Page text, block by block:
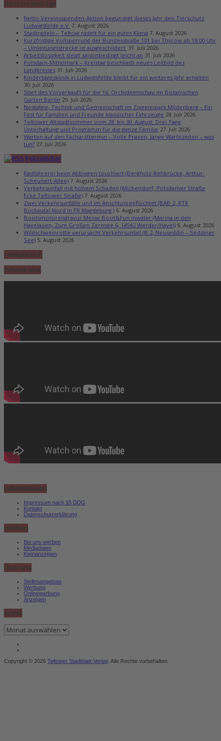
Neueste Beiträge
Netto-Vereinsspenden-Aktion begünstigt dieses Jahr den Tierschutz
Ludwigsfelde e.V. 7. August 2026
Stadtradeln – Teltow radelt für ein gutes Klima 7. August 2026
Kurzfristige Vollsperrung der Bundesstraße 101 bei Thyrow ab 18:00 Uhr
– Umleitungsstrecke ist ausgeschildert 31. Juli 2026
Arbeitslosigkeit steigt saisonbedingt leicht an 31. Juli 2026
Potsdam-Mittelmark – Kreistag beschließt neues Leitbild des
Landkreises 31. Juli 2026
Kindertagesklinik in Ludwigsfelde bleibt für ein weiteres Jahr erhalten
30. Juli 2026
Start des Vorverkaufs für die 16. Orchideenschau im Botanischen
Garten Berlin 29. Juli 2026
Nostalgie, Technik und Gemeinschaft im Ziegeleipark Mildenberg – Ein
Fest für Familien und Freunde klassischer Fahrzeuge 28. Juli 2026
Teltower Altstadtsommer vom 28. bis 30. August: Drei Tage
Unterhaltung und Programm für die ganze Familie 27. Juli 2026
Warten auf den Facharzttermin – Volle Praxen, lange Wartezeiten – was
tun? 27. Juli 2026
Polizeiticker
Radfahrerin beim Abbiegen touchiert (Bergholz-Rehbrücke, Arthur-
Scheunert-Allee) 7. August 2026
Verkehrsunfall mit hohem Schaden (Michendorf, Potsdamer Straße
Ecke Teltower Straße) 7. August 2026
Zwei Verkehrsunfälle und im Anschluss geflüchtet (BAB 2, RTK
Buckautal-Nord in FR Magdeburg ) 6. August 2026
Bootsmotorengravur Messe Boot&Fun inwater (Marina in den
Havelauen, Zum Großen Zernsee 6, 14542 Werder/Havel) 6. August 2026
Wildschweinrotte verursacht Verkehrsunfall (B 2, Neuseddin – Seddiner
See) 5. August 2026
Amtsplausch
TeltowKanal
Informationen
Impressum nach §5 DDG
Kontakt
Datenschutzerklärung
Werben
Bei uns werben
Mediadaten
Kleinanzeigen
Über uns
Stellenangebote
Werbung
Onlinewerbung
Anzeigen
Archiv
Archiv
Copyright © 2026 Teltower Stadtblatt-Verlag . Alle Rechte vorbehalten.